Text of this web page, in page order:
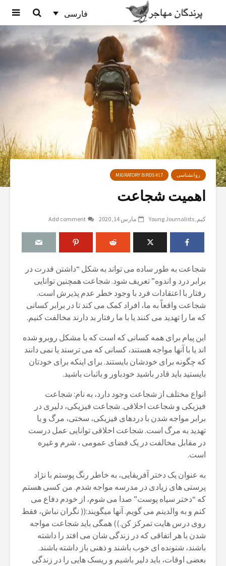
فارسی
روانشناسی MIGRATORY BIRDS #17
اهمیت شجاعت
کیم Young Journalists مارس 14, 2020 Add comment
شجاعت به طور ساده می تواند به شکل “داشتن قدرت در
برابر درد و اندوه” تعریف شود. شجاعت همچنین توانایی
رفتار با اعتقادات فرد با وجود خطر عدم پذیرش است.
شجاعت واقعاً به ما، افراد کمک می کند تا در برابر کسانی
که ما را تهدید می کنند یا با ما رفتار بد دارند مخالفت کنیم.
این پیام برای همه کسانی که است که با مشکل روبرو شده
اند یا با آنها مواجه هستند، کسانی که می ترسند یا نمی دانند
که چگونه برای خودشان بایستند. برای اینکه برای خودتان
بایستید باید قادر باشید خودباور و باثبات باشید.
انواع مختلف از شجاعت وجود دارد، به نام: شجاعت
فیزیکی و شجاعت اخلاقی. شجاعت فیزیکی، دلیری در
برابر مواجه شدن با دردهای فیزیکی، سختی، مرگ و یا
تهدید به مرگ است. شجاعت اخلاقی توانایی عمل درست
در مقابل مخالفت در یک فضای عمومی ، شرم و غیره
است.
به عنوان یک دختر آفریقایی، به خاطر رنگ پوستم با نژاد
پرستی های زیادی در مدرسه مواجه شدم. من کسی هستم
که “دختر سیاه پوست” صدا می شوم، از خودم دفاع می
کنم و به والدینم می گویم. آنها میگویند:(( نگران نباش، فقط
روی درس هایت تمرکز کن.)) همگی باید شجاعت مواجه
شدن با هر اتفاقی که در زندگی شان می افتد را داشته
باشند، شنونده ای خوب باشند و ذهنی باز داشته باشند.
بعضی اوقات، باید دلیر باشیم و ریسک هایی را در زندگی